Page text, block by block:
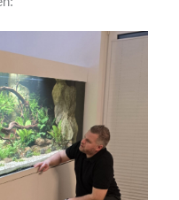
einem Jahr zwei
Anfang bis Ende
und ehrliche
Nachgang bei